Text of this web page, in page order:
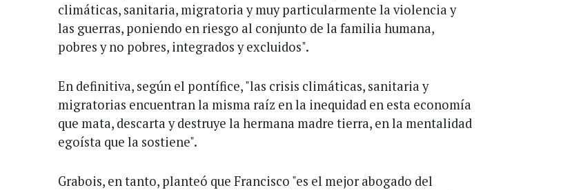
climáticas, sanitaria, migratoria y muy particularmente la violencia y
las guerras, poniendo en riesgo al conjunto de la familia humana,
pobres y no pobres, integrados y excluidos".
En definitiva, según el pontífice, "las crisis climáticas, sanitaria y
migratorias encuentran la misma raíz en la inequidad en esta economía
que mata, descarta y destruye la hermana madre tierra, en la mentalidad
egoísta que la sostiene".
Grabois, en tanto, planteó que Francisco "es el mejor abogado del